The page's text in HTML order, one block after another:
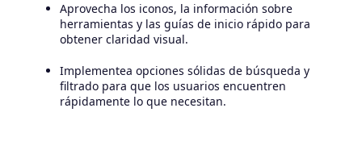
Aprovecha los iconos, la información sobre
herramientas y las guías de inicio rápido para
obtener claridad visual.
Implementea opciones sólidas de búsqueda y
filtrado para que los usuarios encuentren
rápidamente lo que necesitan.